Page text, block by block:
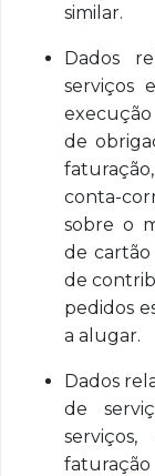
similar.
Dados
serviços
de
conta-
sobre o
de
de
pedidos
a alugar.
Dados
de